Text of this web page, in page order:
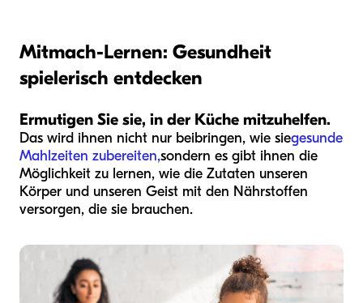
Mitmach-Lernen: Gesundheit
spielerisch entdecken
Ermutigen Sie sie, in der Küche mitzuhelfen.
Das wird ihnen nicht nur beibringen, wie siegesunde
Mahlzeiten zubereiten,sondern es gibt ihnen die
Möglichkeit zu lernen, wie die Zutaten unseren
Körper und unseren Geist mit den Nährstoffen
versorgen, die sie brauchen.